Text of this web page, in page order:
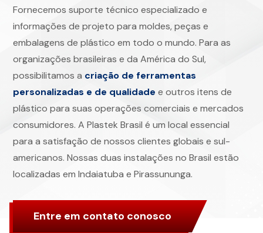
Fornecemos suporte técnico especializado e
informações de projeto para moldes, peças e
embalagens de plástico em todo o mundo. Para as
organizações brasileiras e da América do Sul,
possibilitamos a criação de ferramentas
personalizadas e de qualidade e outros itens de
plástico para suas operações comerciais e mercados
consumidores. A Plastek Brasil é um local essencial
para a satisfação de nossos clientes globais e sul-
americanos. Nossas duas instalações no Brasil estão
localizadas em Indaiatuba e Pirassununga.
Entre em contato conosco